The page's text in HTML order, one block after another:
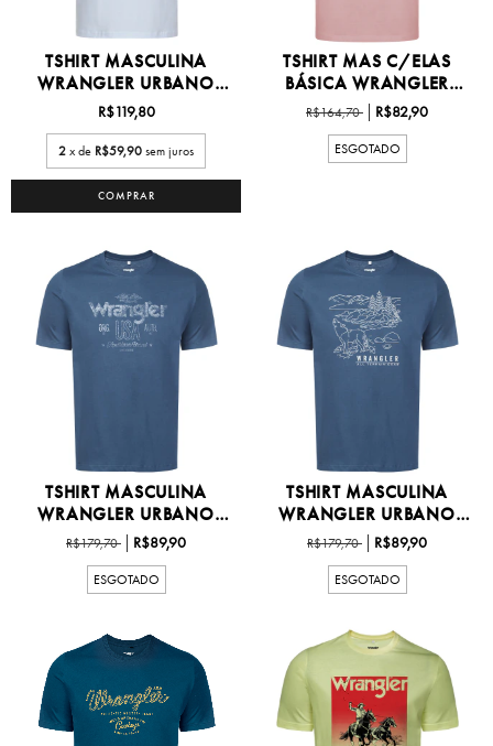
TSHIRT MASCULINA
WRANGLER URBANO
P/GG -...
R$119,80
2x de R$59,90sem juros
COMPRAR
TSHIRT MAS C/ELAS
BÁSICA WRANGLER
P/XG1...
R$164,70 R$82,90
ESGOTADO
TSHIRT MASCULINA
WRANGLER URBANO
P/GG -...
R$179,70 R$89,90
ESGOTADO
TSHIRT MASCULINA
WRANGLER URBANO
P/GG -...
R$179,70 R$89,90
ESGOTADO